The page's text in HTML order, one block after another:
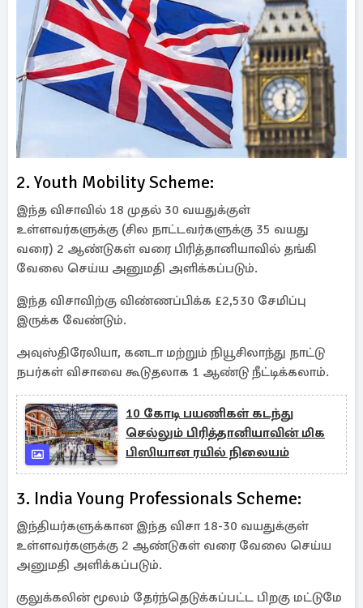
2. Youth Mobility Scheme:
இந்த விசாவில் 18 முதல் 30 வயதுக்குள்
உள்ளவர்களுக்கு (சில நாட்டவர்களுக்கு 35 வயது
வரை) 2 ஆண்டுகள் வரை பிரித்தானியாவில் தங்கி
வேலை செய்ய அனுமதி அளிக்கப்படும்.
இந்த விசாவிற்கு விண்ணப்பிக்க £2,530 சேமிப்பு
இருக்க வேண்டும்.
அவுஸ்திரேலியா, கனடா மற்றும் நியூசிலாந்து நாட்டு
நபர்கள் விசாவை கூடுதலாக 1 ஆண்டு நீட்டிக்கலாம்.
10 கோடி பயணிகள் கடந்து
செல்லும் பிரித்தானியாவின் மிக
பிஸியான ரயில் நிலையம்
3. India Young Professionals Scheme:
இந்தியர்களுக்கான இந்த விசா 18-30 வயதுக்குள்
உள்ளவர்களுக்கு 2 ஆண்டுகள் வரை வேலை செய்ய
அனுமதி அளிக்கப்படும்.
குலுக்கலின் மூலம் தேர்ந்தெடுக்கப்பட்ட பிறகு மட்டுமே